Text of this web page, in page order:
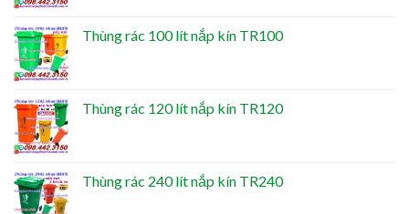
Thùng rác 100 lít nắp kín TR100
Thùng rác 120 lít nắp kín TR120
Thùng rác 240 lít nắp kín TR240